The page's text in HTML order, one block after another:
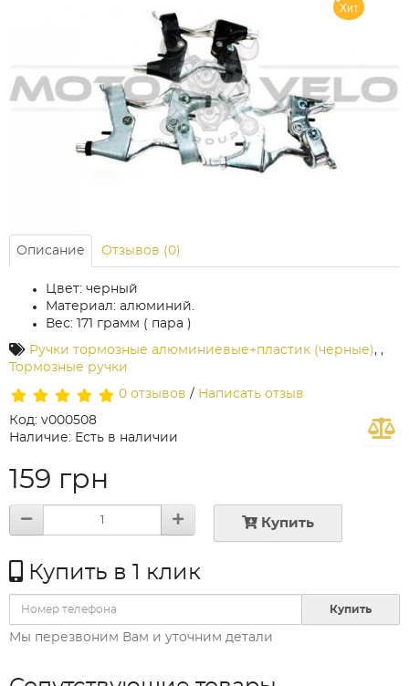
Хит
Описание Отзывов (0)
Цвет: черный
Материал: алюминий.
Вес: 171 грамм ( пара )
Ручки тормозные алюминиевые+пластик (черные), ,
Тормозные ручки
0 отзывов / Написать отзыв
Код: v000508
Наличие: Есть в наличии
159 грн
Купить
Купить в 1 клик
Купить
Мы перезвоним Вам и уточним детали